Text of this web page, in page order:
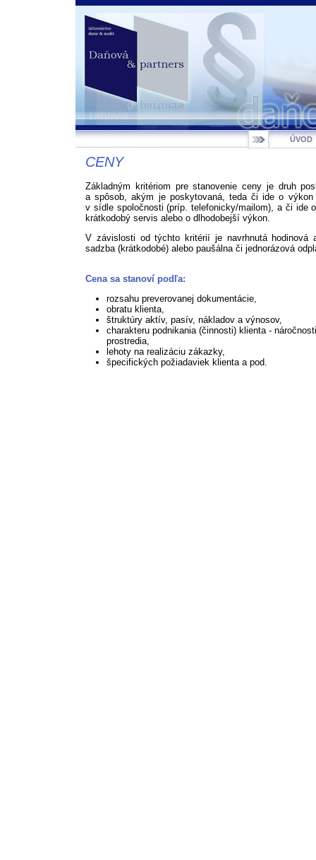
ÚVOD
CENY
Základným kritériom pre stanovenie ceny je druh
a spôsob, akým je poskytovaná, teda či ide o výkon
v sídle spoločnosti (príp. telefonicky/mailom), a či ide
krátkodobý servis alebo o dlhodobejší výkon.
V závislosti od týchto kritérií je navrhnutá hodinová
sadzba (krátkodobé) alebo paušálna či jednorázová
Cena sa stanoví podľa:
rozsahu preverovanej dokumentácie,
obratu klienta,
štruktúry aktív, pasív, nákladov a výnosov,
charakteru podnikania (činnosti) klienta -
prostredia,
lehoty na realizáciu zákazky,
špecifických požiadaviek klienta a pod.